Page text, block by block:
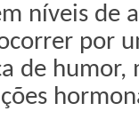
níveis de
por
de humor,